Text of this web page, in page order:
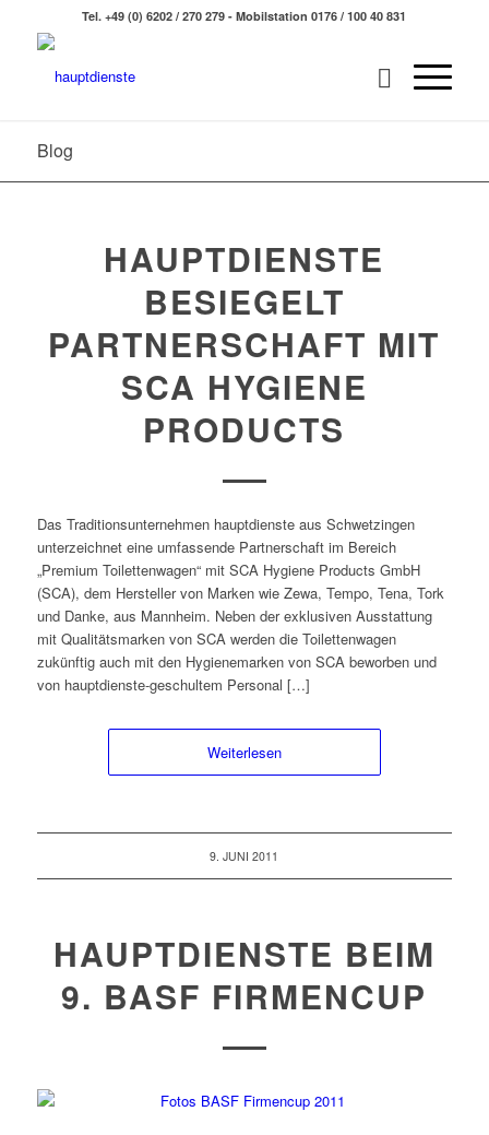
Tel. +49 (0) 6202 / 270 279 - Mobilstation 0176 / 100 40 831
Blog
HAUPTDIENSTE
BESIEGELT
PARTNERSCHAFT MIT
SCA HYGIENE
PRODUCTS
Das Traditionsunternehmen hauptdienste aus Schwetzingen
unterzeichnet eine umfassende Partnerschaft im Bereich
„Premium Toilettenwagen“ mit SCA Hygiene Products GmbH
(SCA), dem Hersteller von Marken wie Zewa, Tempo, Tena, Tork
und Danke, aus Mannheim. Neben der exklusiven Ausstattung
mit Qualitätsmarken von SCA werden die Toilettenwagen
zukünftig auch mit den Hygienemarken von SCA beworben und
von hauptdienste-geschultem Personal […]
Weiterlesen
9. JUNI 2011
HAUPTDIENSTE BEIM
9. BASF FIRMENCUP